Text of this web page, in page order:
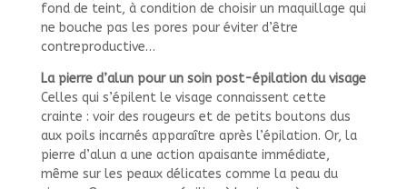
fond de teint, à condition de choisir un maquillage qui
ne bouche pas les pores pour éviter d’être
contreproductive…
La pierre d’alun pour un soin post-épilation du visage
Celles qui s’épilent le visage connaissent cette
crainte : voir des rougeurs et de petits boutons dus
aux poils incarnés apparaître après l’épilation. Or, la
pierre d’alun a une action apaisante immédiate,
même sur les peaux délicates comme la peau du